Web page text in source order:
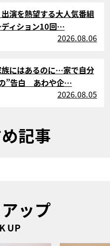
演を熱望する大人気番組
ディション10回…
2026.08.06
にはあるのに…家で自分
”告白 あわや企…
2026.08.05
記事
ップ
UP